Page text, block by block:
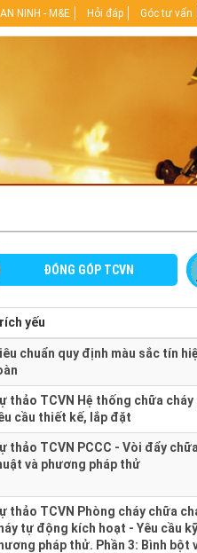
NINH - M&E Hỏi đáp Góc tư vấn
ĐÓNG GÓP TCVN
yếu
chuẩn quy định màu sắc tín
thảo TCVN Hệ thống chữa
cầu thiết kế, lắp đặt
thảo TCVN PCCC - Vòi đẩy
và phương pháp thử
thảo TCVN Phòng cháy chữa
tự động kích hoạt - Yêu cầu
pháp thử. Phần 3: Bình bột